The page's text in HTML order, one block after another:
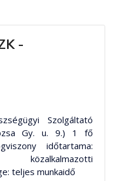
-
Szolgáltató
Gy. u. 9.) 1 fő
időtartama:
teljes munkaidő